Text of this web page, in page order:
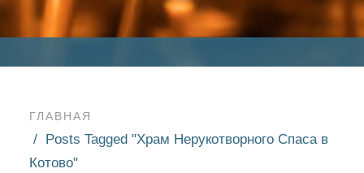
ГЛАВНАЯ
Posts Tagged "Храм Нерукотворного Спаса в
Котово"